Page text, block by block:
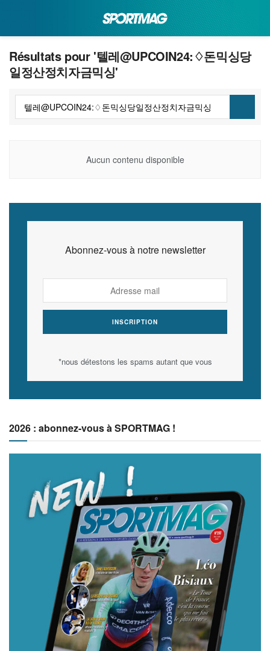
Résultats pour '텔레@UPCOIN24:♢돈믹싱당
일정산정치자금믹싱'
Aucun contenu disponible
Abonnez-vous à notre newsletter
*nous détestons les spams autant que vous
2026 : abonnez-vous à SPORTMAG !